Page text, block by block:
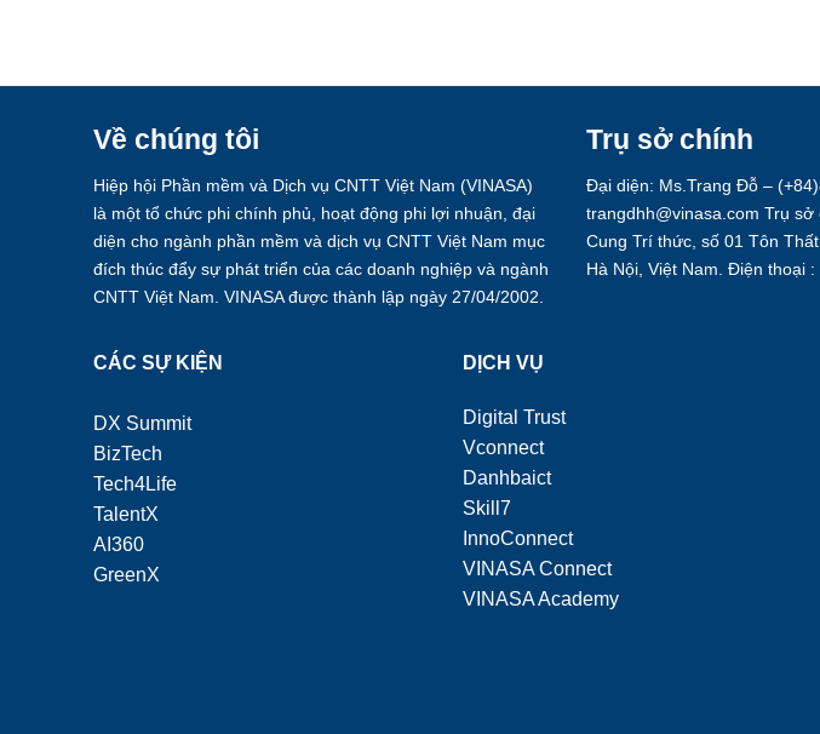
Về chúng tôi
Hiệp hội Phần mềm và Dịch vụ CNTT Việt Nam (VINASA)
là một tổ chức phi chính phủ, hoạt động phi lợi nhuận, đại
diện cho ngành phần mềm và dịch vụ CNTT Việt Nam mục
đích thúc đẩy sự phát triển của các doanh nghiệp và ngành
CNTT Việt Nam. VINASA được thành lập ngày 27/04/2002.
Trụ sở chính
Đại diện: Ms.Trang Đỗ –
trangdhh@vinasa.com Trụ
Cung Trí thức, số 01 Tôn
Hà Nội, Việt Nam. Điện thoại
CÁC SỰ KIỆN
DX Summit
BizTech
Tech4Life
TalentX
AI360
GreenX
DỊCH VỤ
Digital Trust
Vconnect
Danhbaict
Skill7
InnoConnect
VINASA Connect
VINASA Academy